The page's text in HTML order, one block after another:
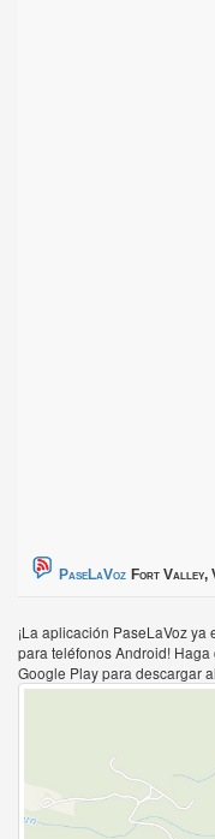
PaseLaVoz Fort Valley,
¡La aplicación PaseLaVoz ya
para teléfonos Android! Haga
Google Play para descargar